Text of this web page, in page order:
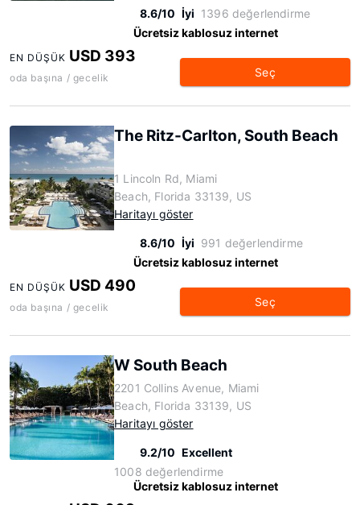
8.6/10 İyi 1396 değerlendirme
Ücretsiz kablosuz internet
EN DÜŞÜK USD 393
oda başına / gecelik Seç
The Ritz-Carlton, South Beach
1 Lincoln Rd, Miami
Beach, Florida 33139, US
Haritayı göster
8.6/10 İyi 991 değerlendirme
Ücretsiz kablosuz internet
EN DÜŞÜK USD 490
oda başına / gecelik Seç
W South Beach
2201 Collins Avenue, Miami
Beach, Florida 33139, US
Haritayı göster
9.2/10 Excellent
1008 değerlendirme
Ücretsiz kablosuz internet